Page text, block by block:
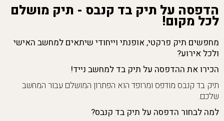
הדפסה על תיק בד קנבס - תיק מושלם
לכל מקום!
מחפשים תיק פרקטי, אופנתי וייחודי שיתאים למחשב האישי
ולכל אירוע?
הכירו את ההדפסה על תיק בד למחשב נייד!
תיק בד קנבס מודפס ומרופד הוא הפתרון המושלם עבור המחשב
שלכם.
למה לבחור הדפסה על תיק בד קנבס?